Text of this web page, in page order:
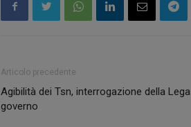
Articolo precedente
Agibilità dei Tsn, interrogazione della
governo